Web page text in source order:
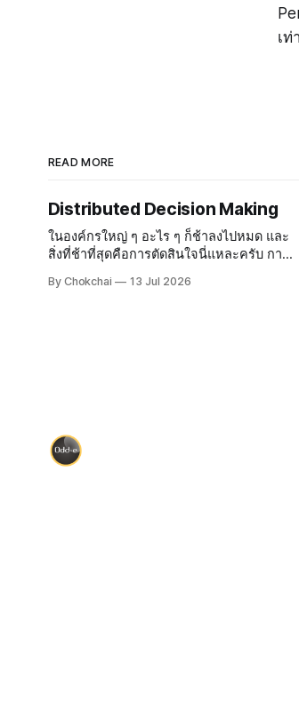
เ
READ MORE
Distributed Decision Making
ในองค์กรใหญ่ ๆ อะไร ๆ ก็ช้าลงไปหมด และ
สิ่งที่ช้าที่สุดคือการตัดสินใจนี่แหละครับ การ
องค์กรที่มีบรรยากาศสบาย ๆ ทุกคนรู้สึก
By Chokchai 13 Jul 2026